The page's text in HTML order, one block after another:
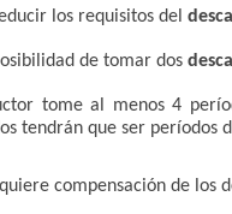
los requisitos del
de tomar dos
tome al menos 4
tendrán que ser períodos
compensación de los